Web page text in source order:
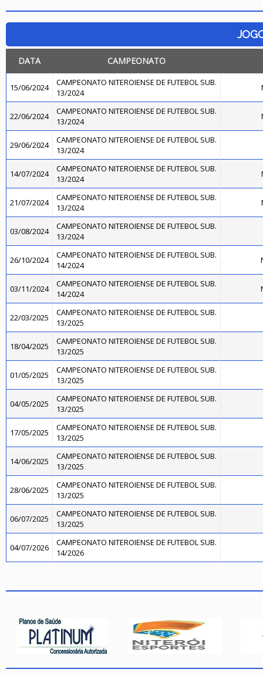
DATA CAMPEONATO
15/06/2024
CAMPEONATO NITEROIENSE DE FUTEBOL SUB.
13/2024
22/06/2024
CAMPEONATO NITEROIENSE DE FUTEBOL SUB.
13/2024
29/06/2024
CAMPEONATO NITEROIENSE DE FUTEBOL SUB.
13/2024
14/07/2024
CAMPEONATO NITEROIENSE DE FUTEBOL SUB.
13/2024
21/07/2024
CAMPEONATO NITEROIENSE DE FUTEBOL SUB.
13/2024
03/08/2024
CAMPEONATO NITEROIENSE DE FUTEBOL SUB.
13/2024
26/10/2024
CAMPEONATO NITEROIENSE DE FUTEBOL SUB.
14/2024
03/11/2024
CAMPEONATO NITEROIENSE DE FUTEBOL SUB.
14/2024
22/03/2025
CAMPEONATO NITEROIENSE DE FUTEBOL SUB.
13/2025
18/04/2025
CAMPEONATO NITEROIENSE DE FUTEBOL SUB.
13/2025
01/05/2025
CAMPEONATO NITEROIENSE DE FUTEBOL SUB.
13/2025
04/05/2025
CAMPEONATO NITEROIENSE DE FUTEBOL SUB.
13/2025
17/05/2025
CAMPEONATO NITEROIENSE DE FUTEBOL SUB.
13/2025
14/06/2025
CAMPEONATO NITEROIENSE DE FUTEBOL SUB.
13/2025
28/06/2025
CAMPEONATO NITEROIENSE DE FUTEBOL SUB.
13/2025
06/07/2025
CAMPEONATO NITEROIENSE DE FUTEBOL SUB.
13/2025
04/07/2026
CAMPEONATO NITEROIENSE DE FUTEBOL SUB.
14/2026